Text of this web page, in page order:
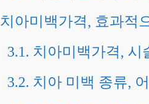
치아미백가격, 효과적
3.1. 치아미백가격, 시
3.2. 치아 미백 종류,